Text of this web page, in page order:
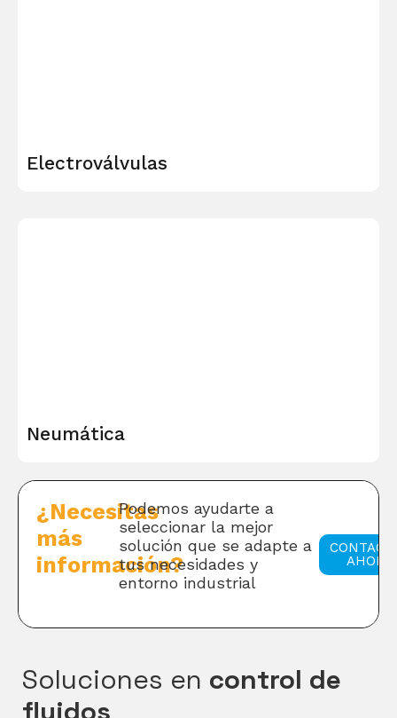
¿Necesitas
más
información?
Podemos ayudarte a
seleccionar la mejor
solución que se adapte a
tus necesidades y
entorno industrial
AHORA
Electroválvulas
Neumática
Soluciones en control de